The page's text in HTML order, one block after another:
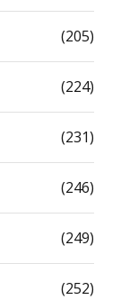
(205)
(224)
(231)
(246)
(249)
(252)